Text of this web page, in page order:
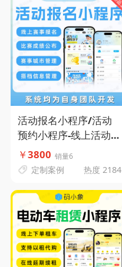
活动报名小程序/活动
预约小程序-线上活动报
名-查询比赛成绩-活动
资讯-码小象源码
￥3800 销量6
定制案例 热度 2184